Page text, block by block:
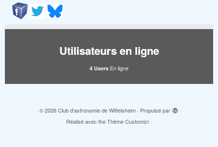
Utilisateurs en ligne
4 Users En ligne
· © 2026Club d'astronomie de Wittelsheim · Propulsé par
·
Réalisé avec theThème Customizr·